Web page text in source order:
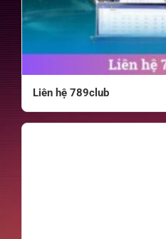
Liên hệ 789club